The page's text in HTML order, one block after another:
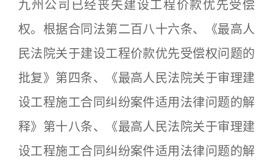
九州公司已经丧失建设工程价款优先受偿
权。根据合同法第二百八十六条、《最高人
民法院关于建设工程价款优先受偿权问题的
批复》第四条、《最高人民法院关于审理建
设工程施工合同纠纷案件适用法律问题的解
释》第十八条、《最高人民法院关于审理建
设工程施工合同纠纷案件适用法律问题的解